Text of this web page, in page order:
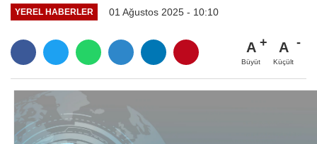
YEREL HABERLER 01 Ağustos 2025 - 10:10
A
Büyüt
A
Küçült